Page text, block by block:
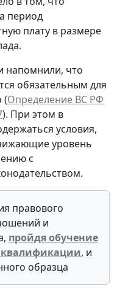
период
плату в размере
напомнили, что
обязательным для
(Определение ВС РФ
). При этом в
условия,
уровень
с
правового
и
пройдя обучение
, и
образца